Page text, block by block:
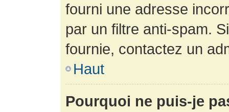
fourni une adresse
par un filtre anti-spam.
fournie, contactez un
Haut
Pourquoi ne puis-je